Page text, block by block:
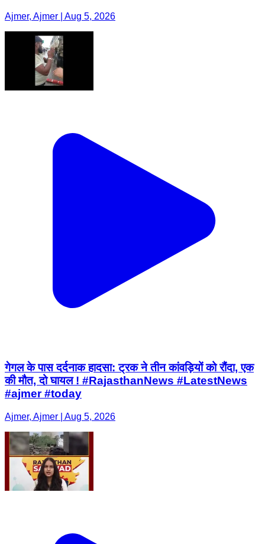
Ajmer, Ajmer | Aug 5, 2026
गेगल के पास दर्दनाक हादसा: ट्रक ने तीन कांवड़ियों को रौंदा, एक
की मौत, दो घायल ! #RajasthanNews #LatestNews
#ajmer #today
Ajmer, Ajmer | Aug 5, 2026